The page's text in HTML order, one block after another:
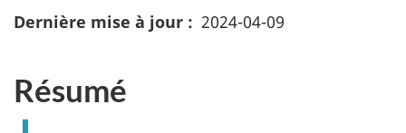
Dernière mise à jour
2024-04-09
Résumé